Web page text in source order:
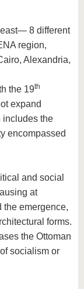
8 different
region,
Alexandria,
the 19th
expand
includes the
encompassed
and social
at
the emergence,
forms.
the Ottoman
socialism or